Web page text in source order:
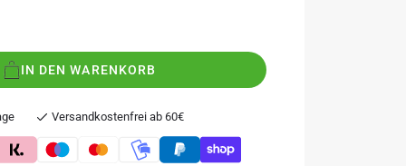
IN DEN WARENKORB
Versandkostenfrei ab 60€